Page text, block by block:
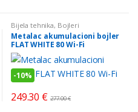
Bijela tehnika, Bojleri
Metalac akumulacioni bojler
FLAT WHITE 80 Wi-Fi
-10%
249.30 € 277.00€